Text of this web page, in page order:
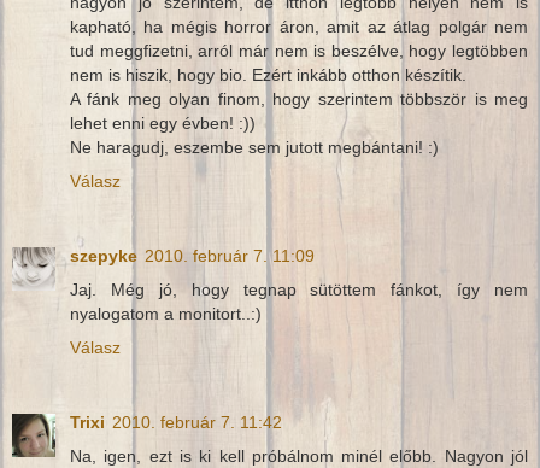
kapható, ha mégis horror áron, amit az átlag polgár nem
tud meggfizetni, arról már nem is beszélve, hogy legtöbben
nem is hiszik, hogy bio. Ezért inkább otthon készítik.
A fánk meg olyan finom, hogy szerintem többször is meg
lehet enni egy évben! :))
Ne haragudj, eszembe sem jutott megbántani! :)
Válasz
szepyke 2010. február 7. 11:09
Jaj. Még jó, hogy tegnap sütöttem fánkot, így nem
nyalogatom a monitort..:)
Válasz
Trixi 2010. február 7. 11:42
Na, igen, ezt is ki kell próbálnom minél előbb. Nagyon jól